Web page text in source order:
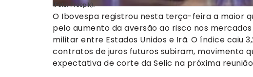
(Foto: Freepik).
O Ibovespa registrou nesta terça-feira a maior
pelo aumento da aversão ao risco nos
militar entre Estados Unidos e Irã. O índice caiu
contratos de juros futuros subiram, movimento
expectativa de corte da Selic na próxima